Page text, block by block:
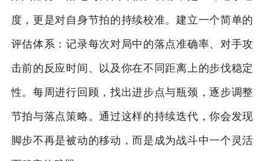
度，更是对自身节拍的持续校准。建立一个简单的
评估体系：记录每次对局中的落点准确率、对手攻
击前的反应时间、以及你在不同距离上的步伐稳定
性。每周进行回顾，找出进步点与瓶颈，逐步调整
节拍与落点策略。通过这样的持续迭代，你会发现
脚步不再是被动的移动，而是成为战斗中一个灵活